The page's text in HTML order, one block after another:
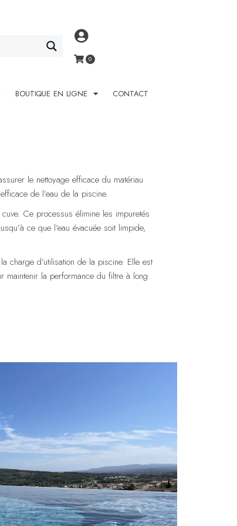
BOUTIQUE EN LIGNE CONTACT
le nettoyage efficace du matériau
de l’eau de la piscine.
Ce processus élimine les impuretés
ce que l’eau évacuée soit limpide,
charge d’utilisation de la piscine. Elle est
maintenir la performance du filtre à long